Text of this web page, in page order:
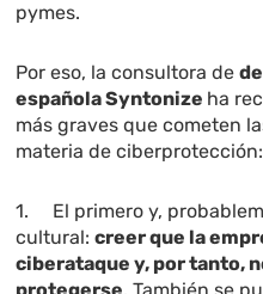
pymes.
Por eso, la consultora de
española Syntonize ha
más graves que cometen
materia de ciberprotección:
1. El primero y,
cultural:creer que la
ciberataque y, por tanto,